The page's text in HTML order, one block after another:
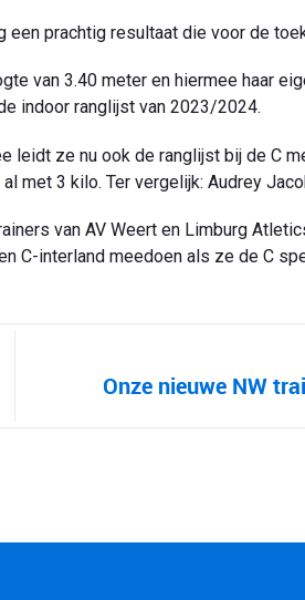
prachtig resultaat die voor de
van 3.40 meter en hiermee haar
indoor ranglijst van 2023/2024.
leidt ze nu ook de ranglijst bij de C
met 3 kilo. Ter vergelijk: Audrey
van AV Weert en Limburg
C-interland meedoen als ze de C
Onze nieuwe NW